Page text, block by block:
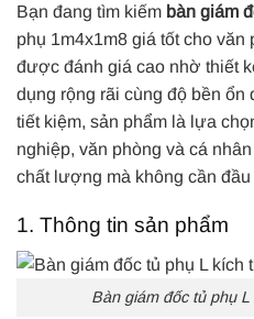
Bạn đang tìm kiếm bàn giám
phụ 1m4x1m8 giá tốt cho
được đánh giá cao nhờ thiết
dụng rộng rãi cùng độ bền
tiết kiệm, sản phẩm là lựa
nghiệp, văn phòng và cá
chất lượng mà không cần
1. Thông tin sản phẩm
Bàn giám đốc tủ phụ